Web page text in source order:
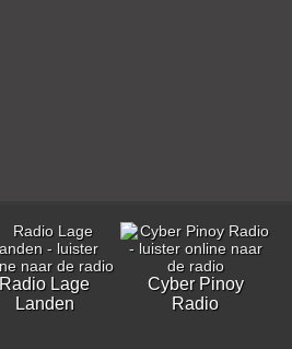
Radio Lage
Landen
Cyber Pinoy
Radio